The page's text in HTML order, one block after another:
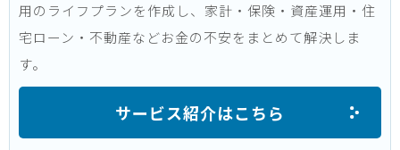
用のライフプランを作成し、家計・保険・資産運用・住
宅ローン・不動産などお金の不安をまとめて解決しま
す。
サービス紹介はこちら